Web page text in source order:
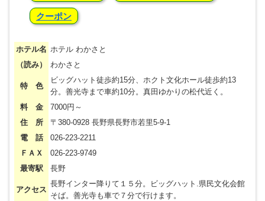
クーポン
ホテル名 ホテル わかさと
（読み）
わかさと
特 色
ビッグハット徒歩約15分、ホクト文化ホール徒歩約13
分。善光寺まで車約10分。真田ゆかりの松代近く。
料 金
7000円～
住 所
〒380-0928 長野県長野市若里5-9-1
電 話
026-223-2211
ＦＡＸ
026-223-9749
最寄駅
長野
アクセス
長野インター降りて１５分。ビッグハット.県民文化会館
そば。善光寺も車で７分で行けます。